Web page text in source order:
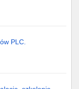
PLC.